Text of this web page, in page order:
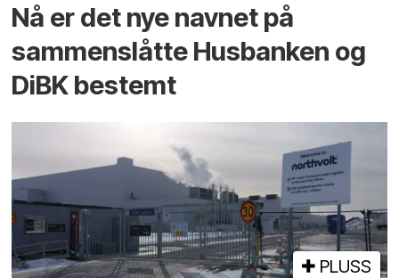
Nå er det nye navnet på
sammenslåtte Husbanken og
DiBK bestemt
PLUSS